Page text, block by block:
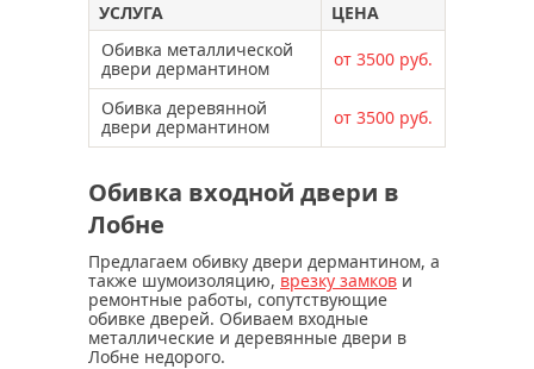
УСЛУГА
ЦЕНА
Обивка металлической
двери дермантином
от 3500 руб.
Обивка деревянной
двери дермантином
от 3500 руб.
Обивка входной двери в
Лобне
Предлагаем обивку двери дермантином, а
также шумоизоляцию, врезку замков и
ремонтные работы, сопутствующие
обивке дверей. Обиваем входные
металлические и деревянные двери в
Лобне недорого.